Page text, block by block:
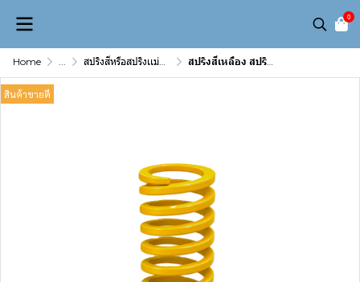
0
Home ... สปริงสีหรือสปริงเเม่พิมพ์( Die spring) สปริงสีเหลือง สปริงเหลือง OD 14
สินค้าขายดี